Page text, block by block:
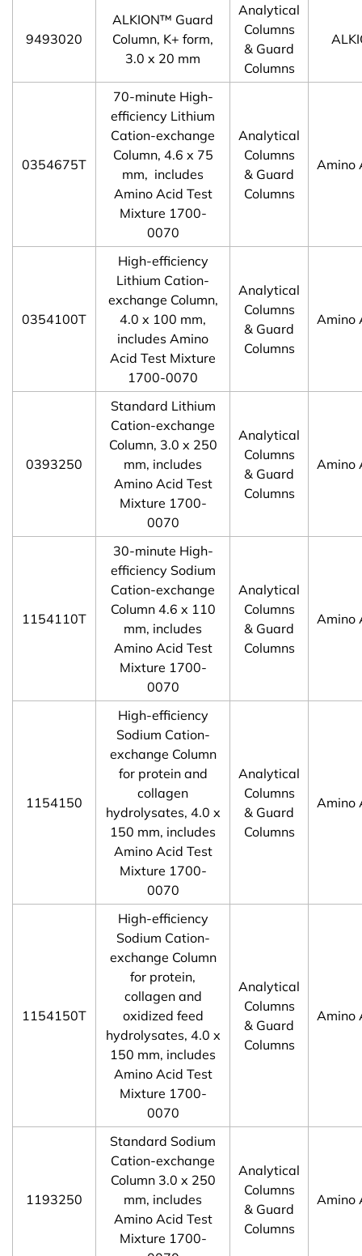
9493020
ALKION™ Guard
Column, K+ form,
3.0 x 20 mm
Analytical
Columns
& Guard
Columns
0354675T
70-minute High-
efficiency Lithium
Cation-exchange
Column, 4.6 x 75
mm, includes
Amino Acid Test
Mixture 1700-
0070
Analytical
Columns
& Guard
Columns
Amino
0354100T
High-efficiency
Lithium Cation-
exchange Column,
4.0 x 100 mm,
includes Amino
Acid Test Mixture
1700-0070
Analytical
Columns
& Guard
Columns
Amino
0393250
Standard Lithium
Cation-exchange
Column, 3.0 x 250
mm, includes
Amino Acid Test
Mixture 1700-
0070
Analytical
Columns
& Guard
Columns
Amino
1154110T
30-minute High-
efficiency Sodium
Cation-exchange
Column 4.6 x 110
mm, includes
Amino Acid Test
Mixture 1700-
0070
Analytical
Columns
& Guard
Columns
Amino
1154150
High-efficiency
Sodium Cation-
exchange Column
for protein and
collagen
hydrolysates, 4.0 x
150 mm, includes
Amino Acid Test
Mixture 1700-
0070
Analytical
Columns
& Guard
Columns
Amino
1154150T
High-efficiency
Sodium Cation-
exchange Column
for protein,
collagen and
oxidized feed
hydrolysates, 4.0 x
150 mm, includes
Amino Acid Test
Mixture 1700-
0070
Analytical
Columns
& Guard
Columns
Amino
1193250
Standard Sodium
Cation-exchange
Column 3.0 x 250
mm, includes
Amino Acid Test
Mixture 1700-
Analytical
Columns
& Guard
Columns
Amino